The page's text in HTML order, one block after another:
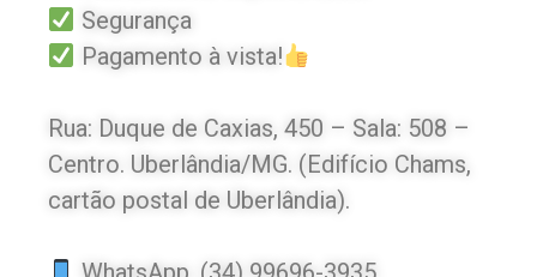
Segurança
Pagamento à vista!
Rua: Duque de Caxias, 450 – Sala: 508 –
Centro. Uberlândia/MG. (Edifício Chams,
cartão postal de Uberlândia).